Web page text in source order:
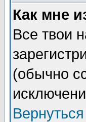
Как мне
Все твои
(обычно